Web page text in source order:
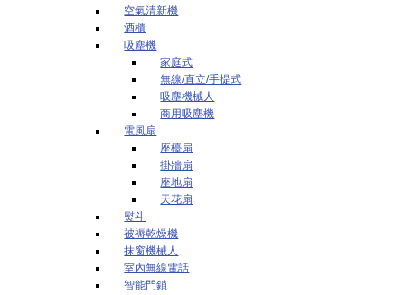
空氣清新機
酒櫃
吸塵機
家庭式
無線/直立/手提式
吸塵機械人
商用吸塵機
電風扇
座檯扇
掛牆扇
座地扇
天花扇
熨斗
被褥乾燥機
抹窗機械人
室內無線電話
智能門鎖